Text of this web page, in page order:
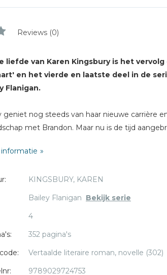
Reviews (0)
liefde van Karen Kingsbury is het vervolg
en het vierde en laatste deel in de
Flanigan.
geniet nog steeds van haar nieuwe carrière
met Brandon. Maar nu is de tijd
Angeles met Brandon of keert ze terug
Cody? Ze heeft de afgelopen jaren veel
geleerd, maar het voelt alsof de grootste
komen.
over Bailey Flanigan volgt op de serie 'Het
KINGSBURY, KAREN
Bailey Flanigan Bekijk serie
4
352 pagina's
Vertaalde literaire roman, novelle (302)
9789029724753